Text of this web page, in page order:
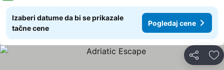
Izaberi datume da bi se prikazale
tačne cene
Pogledaj cene
Deli